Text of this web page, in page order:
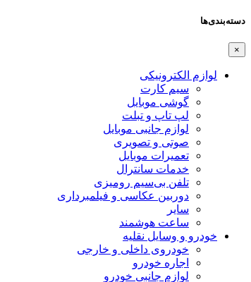
دسته‌بندی‌ها
×
لوازم الکترونیکی
سیم کارت
گوشی موبایل
لپ تاپ و تبلت
لوازم جانبی موبایل
صوتی و تصویری
تعمیرات موبایل
خدمات سانترال
تلفن بی‌سیم رومیزی
دوربین عکاسی و فیلمبرداری
سایر
ساعت هوشمند
خودرو و وسایل نقلیه
خودروی داخلی و خارجی
اجاره خودرو
لوازم جانبی خودرو